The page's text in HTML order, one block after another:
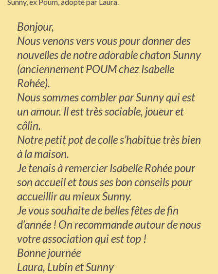
Bonjour,
Nous venons vers vous pour donner des
nouvelles de notre adorable chaton Sunny
(anciennement POUM chez Isabelle
Rohée).
Nous sommes combler par Sunny qui est
un amour. Il est très sociable, joueur et
câlin.
Notre petit pot de colle s’habitue très bien
à la maison.
Je tenais à remercier Isabelle Rohée pour
son accueil et tous ses bon conseils pour
accueillir au mieux Sunny.
Je vous souhaite de belles fêtes de fin
d’année ! On recommande autour de nous
votre association qui est top !
Bonne journée
Laura, Lubin et Sunny